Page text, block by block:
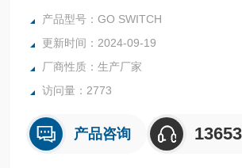
因此，该产品不存在磨损或故障问题。
产品型号：GO SWITCH
更新时间：2024-09-19
厂商性质：生产厂家
访问量：2773
产品咨询